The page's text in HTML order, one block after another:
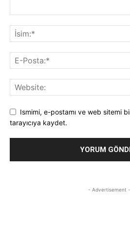
Ismimi, e-postamı ve web sitemi
tarayıcıya kaydet.
- Advertisement -